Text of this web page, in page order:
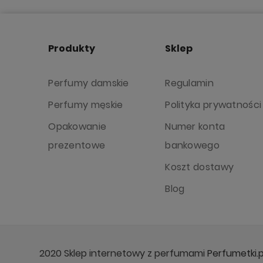
Produkty
Perfumy damskie
Perfumy męskie
Opakowanie
prezentowe
Sklep
Regulamin
Polityka prywatności
Numer konta
bankowego
Koszt dostawy
Blog
2020 Sklep internetowy z perfumami